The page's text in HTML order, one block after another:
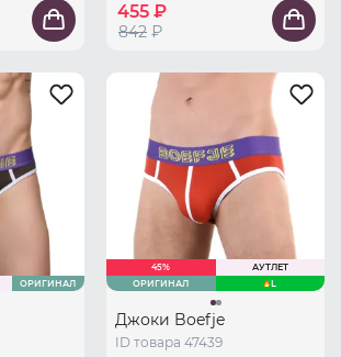
455 ₽
842 ₽
ОРИГИНАЛ
45%
АУТЛЕТ
ОРИГИНАЛ
L
Джоки Boefje
ID товара 47439